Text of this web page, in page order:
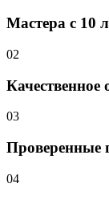
Мастера с 10
02
Качественное
03
Проверенные
04